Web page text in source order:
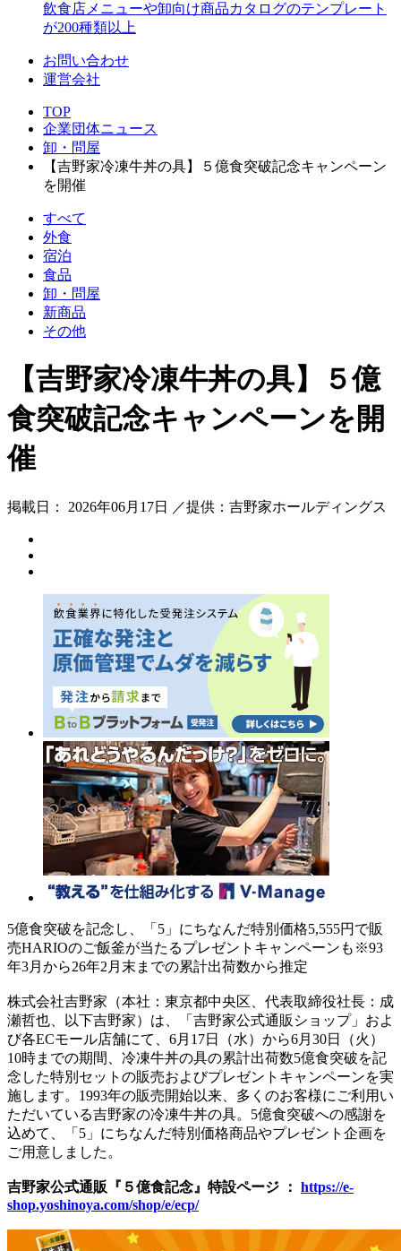
飲食店メニューや卸向け商品カタログのテンプレート
が200種類以上
お問い合わせ
運営会社
TOP
企業団体ニュース
卸・問屋
【吉野家冷凍牛丼の具】５億食突破記念キャンペーン
を開催
すべて
外食
宿泊
食品
卸・問屋
新商品
その他
【吉野家冷凍牛丼の具】５億
食突破記念キャンペーンを開
催
掲載日： 2026年06月17日 ／提供：吉野家ホールディングス
5億食突破を記念し、「5」にちなんだ特別価格5,555円で販
売HARIOのご飯釜が当たるプレゼントキャンペーンも※93
年3月から26年2月末までの累計出荷数から推定
株式会社吉野家（本社：東京都中央区、代表取締役社長：成
瀬哲也、以下吉野家）は、「吉野家公式通販ショップ」およ
び各ECモール店舗にて、6月17日（水）から6月30日（火）
10時までの期間、冷凍牛丼の具の累計出荷数5億食突破を記
念した特別セットの販売およびプレゼントキャンペーンを実
施します。1993年の販売開始以来、多くのお客様にご利用い
ただいている吉野家の冷凍牛丼の具。5億食突破への感謝を
込めて、「5」にちなんだ特別価格商品やプレゼント企画を
ご用意しました。
吉野家公式通販『５億食記念』特設ページ ： https://e-
shop.yoshinoya.com/shop/e/ecp/